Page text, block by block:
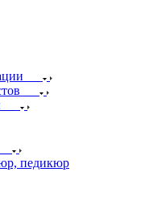
педикюр